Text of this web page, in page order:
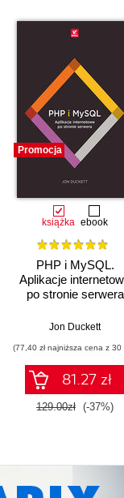
Promocja
książka ebook
PHP i MySQL.
Aplikacje
po stronie serwera
Jon Duckett
(77,40 zł najniższa cena z 30
81.27 zł
129.00zł (-37%)